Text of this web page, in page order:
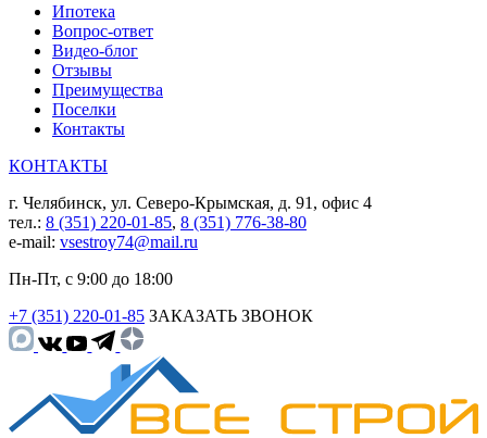
Ипотека
Вопрос-ответ
Видео-блог
Отзывы
Преимущества
Поселки
Контакты
КОНТАКТЫ
г. Челябинск, ул. Северо-Крымская, д. 91, офис 4
тел.: 8 (351) 220-01-85, 8 (351) 776-38-80
e-mail: vsestroy74@mail.ru
Пн-Пт, с 9:00 до 18:00
+7 (351) 220-01-85 ЗАКАЗАТЬ ЗВОНОК